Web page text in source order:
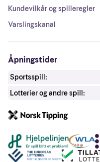
Kundevilkår og spilleregler
Varslingskanal
Åpningstider
Sportsspill:
Lotterier og andre spill:
Andre lenker